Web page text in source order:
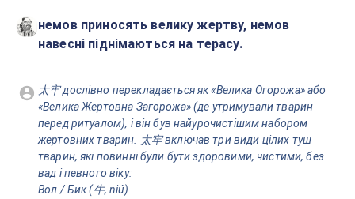
немов приносять велику жертву, немов
навесні піднімаються на терасу.
太牢 дослівно перекладається як «Велика Огорожа» або
«Велика Жертовна Загорожа» (де утримували тварин
перед ритуалом), і він був найурочистішим набором
жертовних тварин. 太牢 включав три види цілих туш
тварин, які повинні були бути здоровими, чистими, без
вад і певного віку:
Вол / Бик (牛, niú)